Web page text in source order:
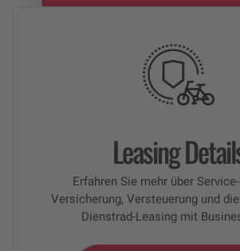
Leasing
Erfahren Sie mehr über
Versicherung, Versteuerung und
Dienstrad-Leasing mit